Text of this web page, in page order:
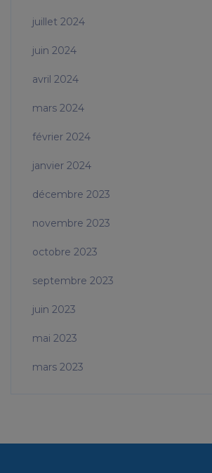
juillet 2024
juin 2024
avril 2024
mars 2024
février 2024
janvier 2024
décembre 2023
novembre 2023
octobre 2023
septembre 2023
juin 2023
mai 2023
mars 2023